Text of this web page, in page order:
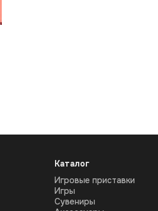
Каталог
Игровые приставки
Игры
Сувениры